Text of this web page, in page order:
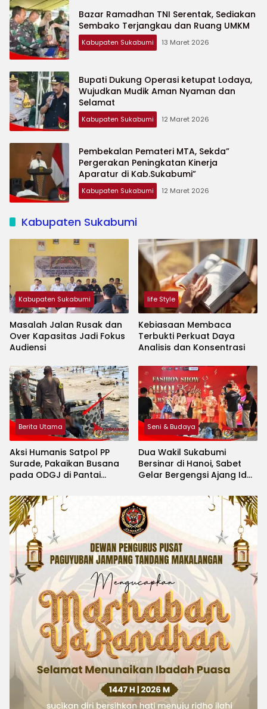
Bazar Ramadhan TNI Serentak, Sediakan
Sembako Terjangkau dan Ruang UMKM
Kabupaten Sukabumi 13 Maret 2026
Bupati Dukung Operasi ketupat Lodaya,
Wujudkan Mudik Aman Nyaman dan
Selamat
Kabupaten Sukabumi 12 Maret 2026
Pembekalan Pemateri MTA, Sekda”
Pergerakan Peningkatan Kinerja
Aparatur di Kab.Sukabumi”
Kabupaten Sukabumi 12 Maret 2026
Kabupaten Sukabumi
Kabupaten Sukabumi
Masalah Jalan Rusak dan
Over Kapasitas Jadi Fokus
Audiensi
life Style
Kebiasaan Membaca
Terbukti Perkuat Daya
Analisis dan Konsentrasi
Berita Utama
Aksi Humanis Satpol PP
Surade, Pakaikan Busana
pada ODGJ di Pantai
Seni & Budaya
Dua Wakil Sukabumi
Bersinar di Hanoi, Sabet
Gelar Bergengsi Ajang Idol